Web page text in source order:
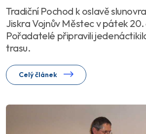
Tradiční Pochod k oslavě
Jiskra Vojnův Městec v pátek
Pořadatelé připravili
trasu.
Celý článek